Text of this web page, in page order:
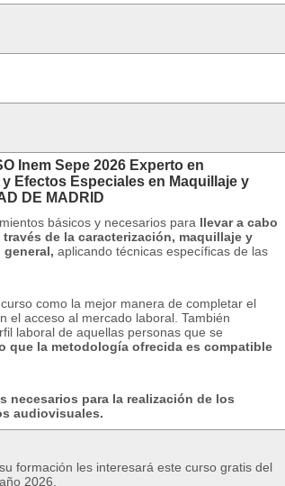
Inem Sepe 2026 Experto en
Efectos Especiales en Maquillaje y
DE MADRID
básicos y necesarios para llevar a cabo
de la caracterización, maquillaje y
aplicando técnicas específicas de las
como la mejor manera de completar el
el acceso al mercado laboral. También
laboral de aquellas personas que se
que la metodología ofrecida es compatible
necesarios para la realización de los
audiovisuales.
formación les interesará este curso gratis del
2026.